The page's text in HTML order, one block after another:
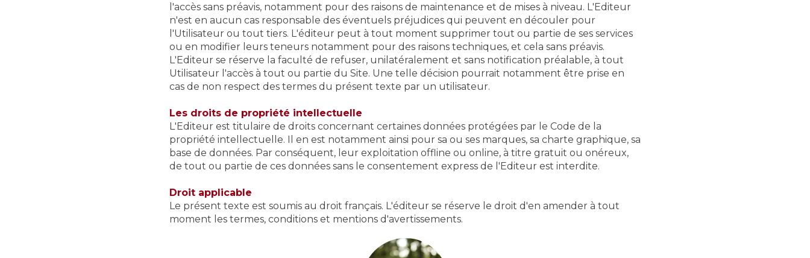
l'accès sans préavis, notamment pour des raisons de maintenance et de mises à niveau. L'Editeur
n'est en aucun cas responsable des éventuels préjudices qui peuvent en découler pour
l'Utilisateur ou tout tiers. L'éditeur peut à tout moment supprimer tout ou partie de ses services
ou en modifier leurs teneurs notamment pour des raisons techniques, et cela sans préavis.
L'Editeur se réserve la faculté de refuser, unilatéralement et sans notification préalable, à tout
Utilisateur l'accès à tout ou partie du Site. Une telle décision pourrait notamment être prise en
cas de non respect des termes du présent texte par un utilisateur.
Les droits de propriété intellectuelle
L'Editeur est titulaire de droits concernant certaines données protégées par le Code de la
propriété intellectuelle. Il en est notamment ainsi pour sa ou ses marques, sa charte graphique, sa
base de données. Par conséquent, leur exploitation offline ou online, à titre gratuit ou onéreux,
de tout ou partie de ces données sans le consentement express de l'Editeur est interdite.
Droit applicable
Le présent texte est soumis au droit français. L'éditeur se réserve le droit d'en amender à tout
moment les termes, conditions et mentions d'avertissements.